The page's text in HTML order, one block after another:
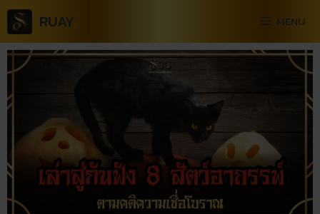
RUAY MENU